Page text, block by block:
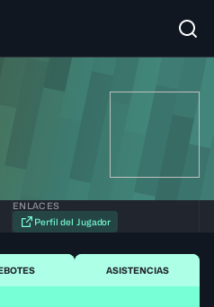
ENLACES
Perfil del Jugador
ASISTENCIAS